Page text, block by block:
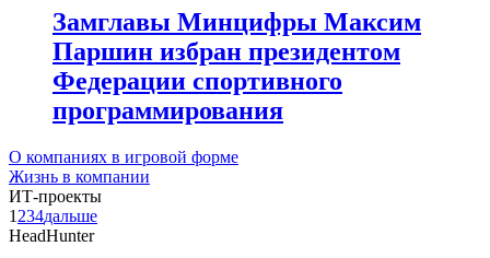
Замглавы Минцифры Максим
Паршин избран президентом
Федерации спортивного
программирования
О компаниях в игровой форме
Жизнь в компании
ИТ-проекты
1 234дальше
HeadHunter